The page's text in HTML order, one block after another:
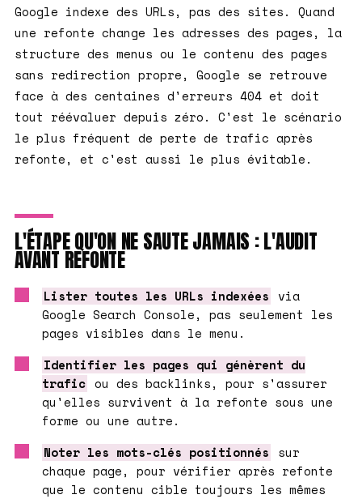
Google indexe des URLs, pas des sites. Quand
une refonte change les adresses des pages, la
structure des menus ou le contenu des pages
sans redirection propre, Google se retrouve
face à des centaines d'erreurs 404 et doit
tout réévaluer depuis zéro. C'est le scénario
le plus fréquent de perte de trafic après
refonte, et c'est aussi le plus évitable.
L'ÉTAPE QU'ON NE SAUTE JAMAIS : L'AUDIT
AVANT REFONTE
Lister toutes les URLs indexées
via
Google Search Console, pas seulement les
pages visibles dans le menu.
Identifier les pages qui génèrent du
trafic ou des backlinks, pour s'assurer
qu'elles survivent à la refonte sous une
forme ou une autre.
Noter les mots-clés positionnés
sur
chaque page, pour vérifier après refonte
que le contenu cible toujours les mêmes